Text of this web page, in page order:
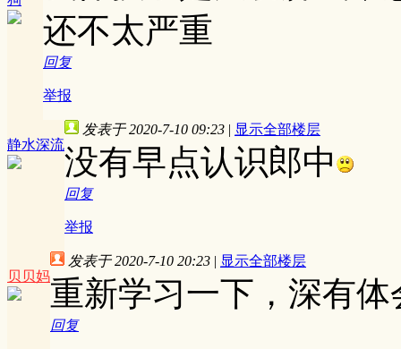
还不太严重
回复
举报
静水深流
发表于 2020-7-10 09:23 | 显示全部楼层
没有早点认识郎中
回复
举报
贝贝妈
发表于 2020-7-10 20:23 | 显示全部楼层
重新学习一下，深有体
回复